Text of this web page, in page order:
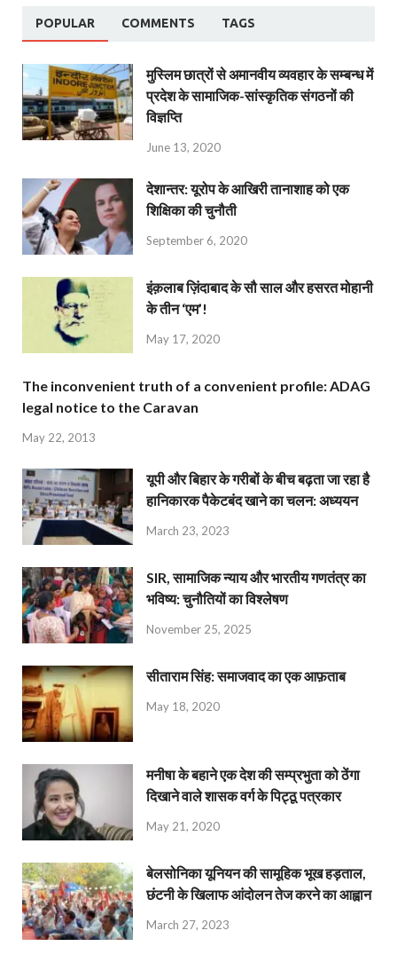
POPULAR COMMENTS TAGS
मुस्लिम छात्रों से अमानवीय व्यवहार के सम्बन्ध में
प्रदेश के सामाजिक-सांस्कृतिक संगठनों की
विज्ञप्ति
June 13, 2020
देशान्‍तर: यूरोप के आखिरी तानाशाह को एक
शिक्षिका की चुनौती
September 6, 2020
इंक़लाब ज़िंदाबाद के सौ साल और हसरत मोहानी
के तीन ‘एम’!
May 17, 2020
The inconvenient truth of a convenient profile: ADAG
legal notice to the Caravan
May 22, 2013
यूपी और बिहार के गरीबों के बीच बढ़ता जा रहा है
हानिकारक पैकेटबंद खाने का चलन: अध्ययन
March 23, 2023
SIR, सामाजिक न्याय और भारतीय गणतंत्र का
भविष्य: चुनौतियों का विश्लेषण
November 25, 2025
सीताराम सिंह: समाजवाद का एक आफ़ताब
May 18, 2020
मनीषा के बहाने एक देश की सम्प्रभुता को ठेंगा
दिखाने वाले शासक वर्ग के पिट्ठू पत्रकार
May 21, 2020
बेलसोनिका यूनियन की सामूहिक भूख हड़ताल,
छंटनी के खिलाफ आंदोलन तेज करने का आह्वान
March 27, 2023